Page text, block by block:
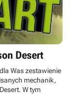
Desert
Was zestawienie
mechanik,
W tym